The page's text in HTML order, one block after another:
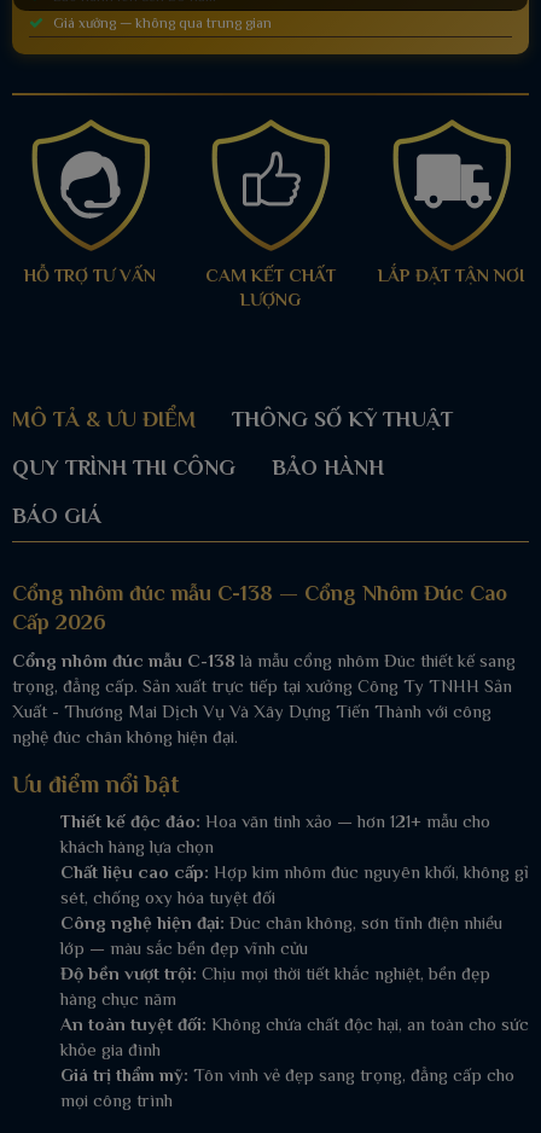
Giá xưởng — không qua trung gian
HỖ TRỢ TƯ VẤN
CAM KẾT CHẤT
LƯỢNG
LẮP ĐẶT TẬN NƠI
MÔ TẢ & ƯU ĐIỂM
THÔNG SỐ KỸ THUẬT
QUY TRÌNH THI CÔNG
BẢO HÀNH
BÁO GIÁ
Cổng nhôm đúc mẫu C-138 — Cổng Nhôm Đúc Cao
Cấp 2026
Cổng nhôm đúc mẫu C-138 là mẫu cổng nhôm Đúc thiết kế sang
trọng, đẳng cấp. Sản xuất trực tiếp tại xưởng Công Ty TNHH Sản
Xuất - Thương Mai Dịch Vụ Và Xây Dựng Tiến Thành với công
nghệ đúc chân không hiện đại.
Ưu điểm nổi bật
Thiết kế độc đáo: Hoa văn tinh xảo — hơn 121+ mẫu cho
khách hàng lựa chọn
Chất liệu cao cấp: Hợp kim nhôm đúc nguyên khối, không gỉ
sét, chống oxy hóa tuyệt đối
Công nghệ hiện đại: Đúc chân không, sơn tĩnh điện nhiều
lớp — màu sắc bền đẹp vĩnh cửu
Độ bền vượt trội: Chịu mọi thời tiết khắc nghiệt, bền đẹp
hàng chục năm
An toàn tuyệt đối: Không chứa chất độc hại, an toàn cho sức
khỏe gia đình
Giá trị thẩm mỹ: Tôn vinh vẻ đẹp sang trọng, đẳng cấp cho
mọi công trình